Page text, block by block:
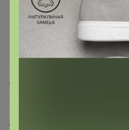
Как здесь все устроено?
Как сделать заказ?
Как получить?
Доставка